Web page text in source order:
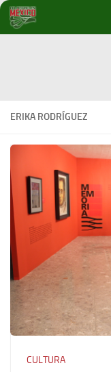
Debajo del contenido
ERIKA RODRÍGUEZ
CULTURA